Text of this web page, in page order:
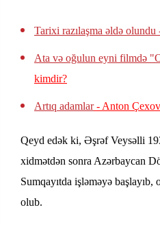
Tarixi razılaşma əldə olundu
Ata və oğulun eyni filmdə
kimdir?
Artıq adamlar- Anton
Qeyd edək ki, Əşrəf Veysəlli
xidmətdən sonra Azərbaycan
Sumqayıtda işləməyə
olub.